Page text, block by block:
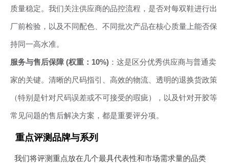
质量稳定。我们关注供应商的品控流程，是否对每双鞋进行出
厂前检验，以及不同配色、不同批次产品在核心质量上能否保
持同一高水准。
服务与售后保障 (权重：10%) ：这是区分优秀供应商与普通卖
家的关键。清晰的尺码指引、高效的物流、透明的退换货政策
（特别是针对尺码误差或不可接受的瑕疵），以及针对开胶等
常见问题的售后解决方案，都是重要评分项。
重点评测品牌与系列
我们将评测重点放在几个最具代表性和市场需求量的品类